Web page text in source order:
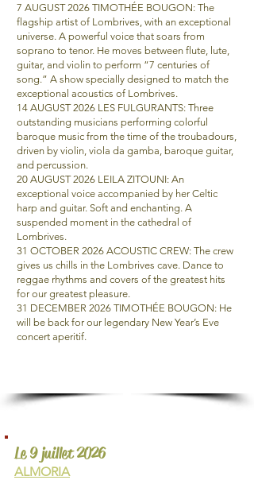
7 AUGUST 2026 TIMOTHÉE BOUGON: The
flagship artist of Lombrives, with an exceptional
universe. A powerful voice that soars from
soprano to tenor. He moves between flute, lute,
guitar, and violin to perform “7 centuries of
song.” A show specially designed to match the
exceptional acoustics of Lombrives.
14 AUGUST 2026 LES FULGURANTS: Three
outstanding musicians performing colorful
baroque music from the time of the troubadours,
driven by violin, viola da gamba, baroque guitar,
and percussion.
20 AUGUST 2026 LEILA ZITOUNI: An
exceptional voice accompanied by her Celtic
harp and guitar. Soft and enchanting. A
suspended moment in the cathedral of
Lombrives.
31 OCTOBER 2026 ACOUSTIC CREW: The crew
gives us chills in the Lombrives cave. Dance to
reggae rhythms and covers of the greatest hits
for our greatest pleasure.
31 DECEMBER 2026 TIMOTHÉE BOUGON: He
will be back for our legendary New Year’s Eve
concert aperitif.
Le 9 juillet 2026
ALMORIA